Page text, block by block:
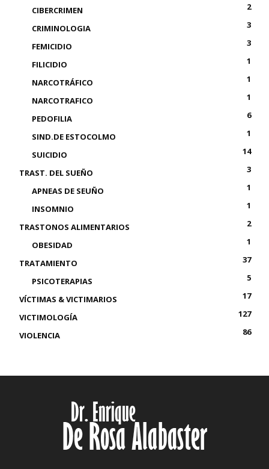
CIBERCRIMEN
2
CRIMINOLOGIA
3
FEMICIDIO
3
FILICIDIO
1
NARCOTRÁFICO
1
NARCOTRAFICO
1
PEDOFILIA
6
SIND.DE ESTOCOLMO
1
SUICIDIO
14
TRAST. DEL SUEÑO
3
APNEAS DE SEUÑO
1
INSOMNIO
1
TRASTONOS ALIMENTARIOS
2
OBESIDAD
1
TRATAMIENTO
37
PSICOTERAPIAS
5
VÍCTIMAS & VICTIMARIOS
17
VICTIMOLOGÍA
127
VIOLENCIA
86